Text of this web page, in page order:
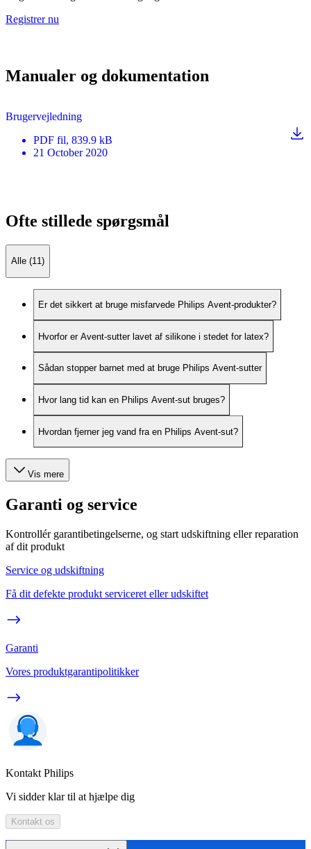
Registrer nu
Manualer og dokumentation
Brugervejledning
PDF fil, 839.9 kB
21 October 2020
Ofte stillede spørgsmål
Alle (11)
Er det sikkert at bruge misfarvede Philips Avent-produkter?
Hvorfor er Avent-sutter lavet af silikone i stedet for latex?
Sådan stopper barnet med at bruge Philips Avent-sutter
Hvor lang tid kan en Philips Avent-sut bruges?
Hvordan fjerner jeg vand fra en Philips Avent-sut?
Vis mere
Garanti og service
Kontrollér garantibetingelserne, og start udskiftning eller reparation
af dit produkt
Service og udskiftning
Få dit defekte produkt serviceret eller udskiftet
Garanti
Vores produktgarantipolitikker
Kontakt Philips
Vi sidder klar til at hjælpe dig
Kontakt os